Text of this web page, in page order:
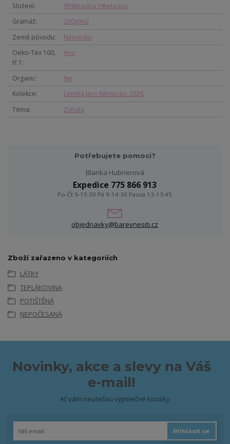
Složení
95%bavlna 5%elastan
Gramáž
250g/m2
Země původu
Německo
Oeko-Tex 100,
tř.1
Ano
Organic
Ne
Kolekce
Limitka Jaro Německo 2026
Téma
Zvířata
Potřebujete pomoci?
Blanka Hubnerová
Expedice 775 866 913
Po-Čt 9-15:30 Pá 9-14:30 Pauza 13-13:45
objednavky@barevnesiti.cz
Zboží zařazeno v kategoriích
LÁTKY
TEPLÁKOVINA
POTIŠTĚNÁ
NEPOČESANÁ
Novinky, akce a slevy na Váš
e-mail!
Ať vám neutečou výjimečné kousky
Přihlásit se